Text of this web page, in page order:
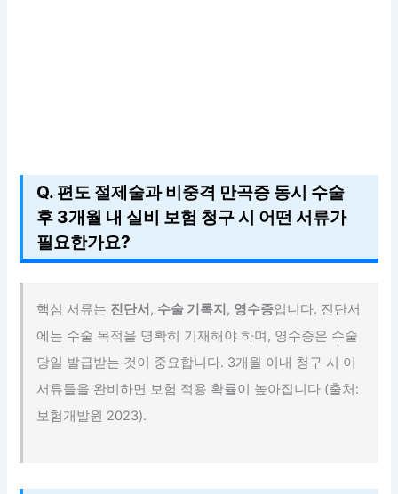
Q. 편도 절제술과 비중격 만곡증 동시 수술
후 3개월 내 실비 보험 청구 시 어떤 서류가
필요한가요?
핵심 서류는 진단서 , 수술 기록지 , 영수증입니다. 진단서
에는 수술 목적을 명확히 기재해야 하며, 영수증은 수술
당일 발급받는 것이 중요합니다. 3개월 이내 청구 시 이
서류들을 완비하면 보험 적용 확률이 높아집니다 (출처:
보험개발원 2023).